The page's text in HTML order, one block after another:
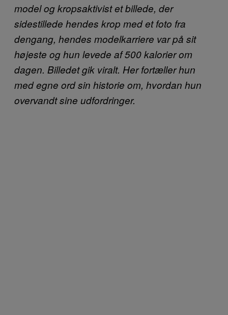
model og kropsaktivist et billede, der
sidestillede hendes krop med et foto fra
dengang, hendes modelkarriere var på sit
højeste og hun levede af 500 kalorier om
dagen. Billedet gik viralt. Her fortæller hun
med egne ord sin historie om, hvordan hun
overvandt sine udfordringer.